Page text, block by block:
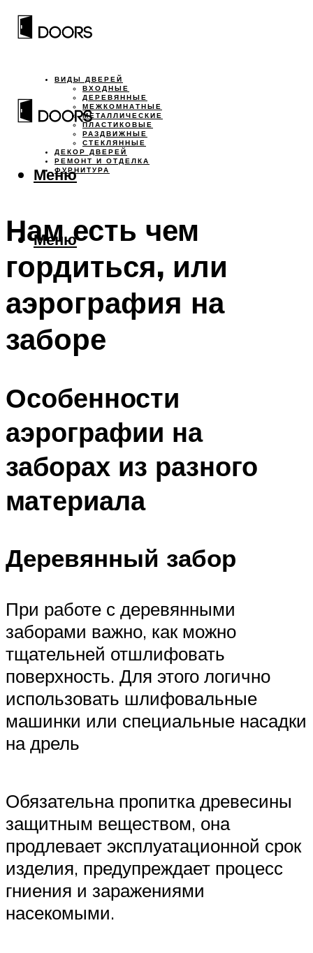
ВИДЫ ДВЕРЕЙ
ВХОДНЫЕ
ДЕРЕВЯННЫЕ
МЕЖКОМНАТНЫЕ
МЕТАЛЛИЧЕСКИЕ
ПЛАСТИКОВЫЕ
РАЗДВИЖНЫЕ
СТЕКЛЯННЫЕ
ДЕКОР ДВЕРЕЙ
РЕМОНТ И ОТДЕЛКА
ФУРНИТУРА
Меню
Меню
Нам есть чем
гордиться, или
аэрография на
заборе
Особенности
аэрографии на
заборах из разного
материала
Деревянный забор
При работе с деревянными
заборами важно, как можно
тщательней отшлифовать
поверхность. Для этого логично
использовать шлифовальные
машинки или специальные насадки
на дрель
Обязательна пропитка древесины
защитным веществом, она
продлевает эксплуатационной срок
изделия, предупреждает процесс
гниения и заражениями
насекомыми.